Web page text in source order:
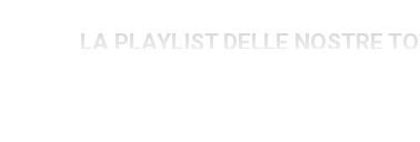
LA PLAYLIST DELLE NOSTRE